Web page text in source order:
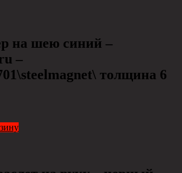
на шею синий –
–
толщина 6